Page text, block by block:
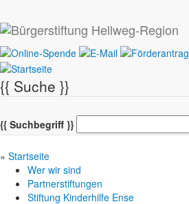
{{ Suche }}
{{ Suchbegriff }}
» Startseite
Wer wir sind
Partnerstiftungen
Stiftung Kinderhilfe Ense